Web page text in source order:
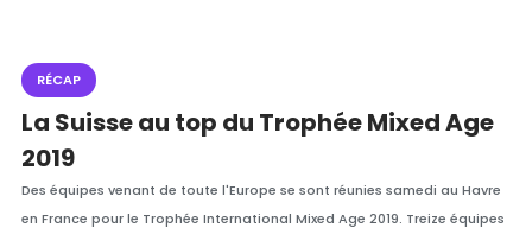
RÉCAP
La Suisse au top du Trophée Mixed Age
2019
Des équipes venant de toute l'Europe se sont réunies samedi au Havre
en France pour le Trophée International Mixed Age 2019. Treize équipes